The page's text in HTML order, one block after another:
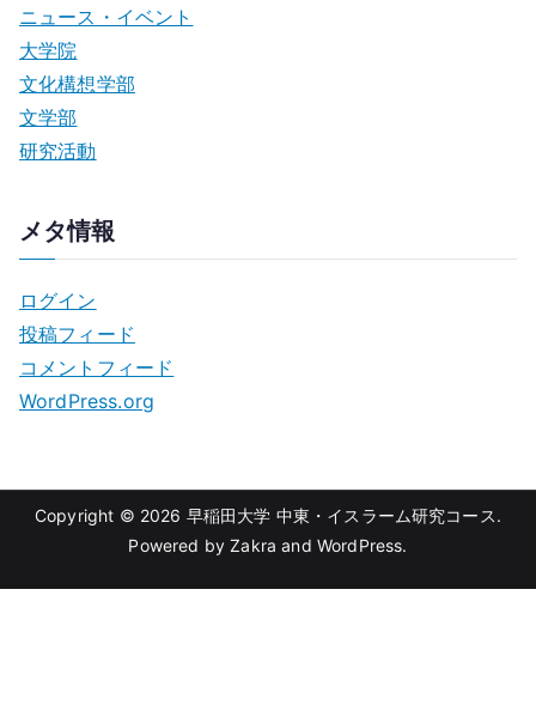
ニュース・イベント
大学院
文化構想学部
文学部
研究活動
メタ情報
ログイン
投稿フィード
コメントフィード
WordPress.org
Copyright © 2026 早稲田大学 中東・イスラーム研究コース.
Powered byZakra and WordPress.